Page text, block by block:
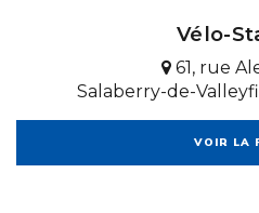
Vélo-
61, rue
Salaberry-de-
VOIR LA